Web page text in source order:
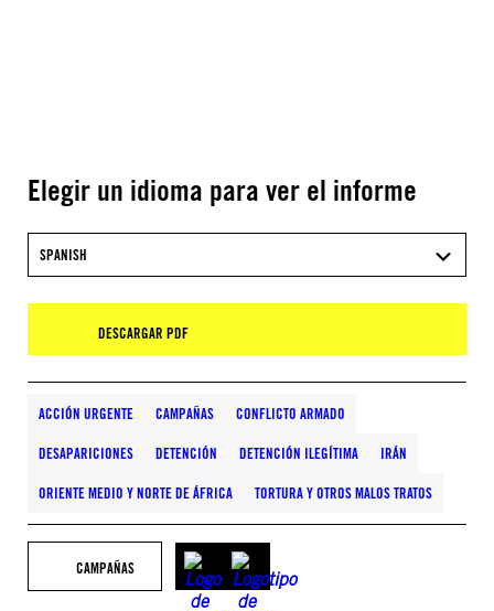
Elegir un idioma para ver el informe
SPANISH
DESCARGAR PDF
ACCIÓN URGENTE CAMPAÑAS CONFLICTO ARMADO
DESAPARICIONES DETENCIÓN DETENCIÓN ILEGÍTIMA IRÁN
ORIENTE MEDIO Y NORTE DE ÁFRICA TORTURA Y OTROS MALOS TRATOS
CAMPAÑAS